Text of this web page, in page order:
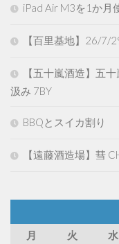
iPad Air M3を1か月
【百里基地】26/7/
【五十嵐酒造】五
汲み 7BY
BBQとスイカ割り
【遠藤酒造場】彗
月
火 水